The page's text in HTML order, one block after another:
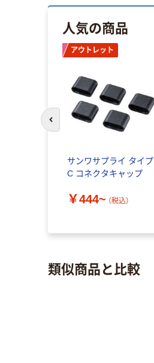
人気の商品
アウトレット
サンワサプライ タイプ
C コネクタキャップ
￥444~ （税込）
前のスライドへ
類似商品と比較